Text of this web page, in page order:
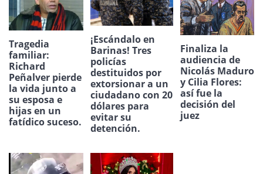
Tragedia
familiar:
Richard
Peñalver pierde
la vida junto a
su esposa e
hijas en un
fatídico suceso.
¡Escándalo en
Barinas! Tres
policías
destituidos por
extorsionar a un
ciudadano con 20
dólares para
evitar su
detención.
Finaliza la
audiencia de
Nicolás Maduro
y Cilia Flores:
así fue la
decisión del
juez